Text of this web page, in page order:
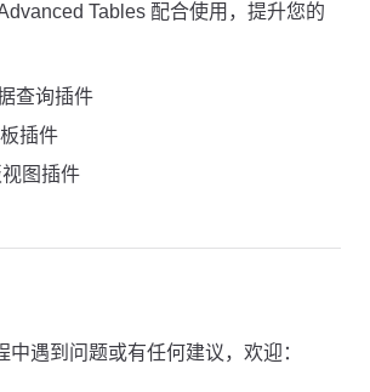
Tables 配合使用，提升您的
查询插件
插件
图插件
中遇到问题或有任何建议，欢迎：